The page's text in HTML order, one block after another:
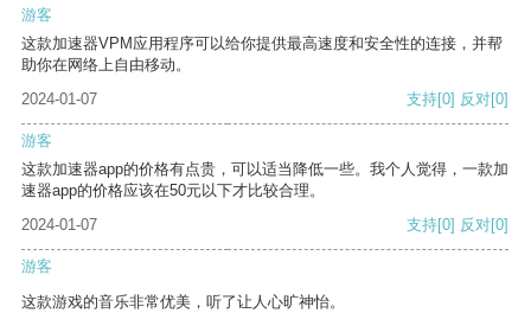
游客
这款加速器VPM应用程序可以给你提供最高速度和安全性的连接，并帮
助你在网络上自由移动。
2024-01-07
支持[0] 反对[0]
游客
这款加速器app的价格有点贵，可以适当降低一些。我个人觉得，一款加
速器app的价格应该在50元以下才比较合理。
2024-01-07
支持[0] 反对[0]
游客
这款游戏的音乐非常优美，听了让人心旷神怡。